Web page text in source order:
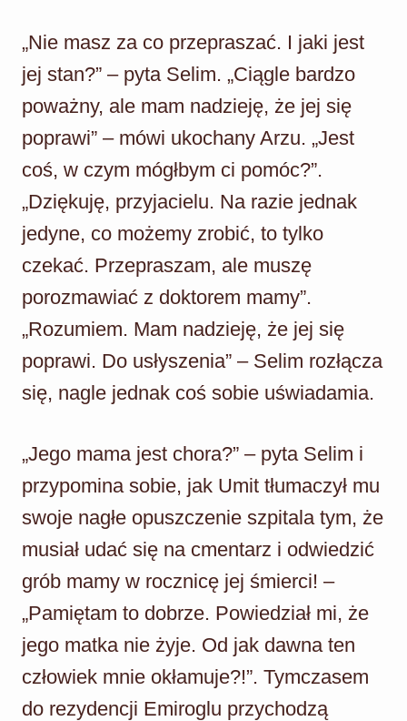
„Nie masz za co przepraszać. I jaki jest
jej stan?” – pyta Selim. „Ciągle bardzo
poważny, ale mam nadzieję, że jej się
poprawi” – mówi ukochany Arzu. „Jest
coś, w czym mógłbym ci pomóc?”.
„Dziękuję, przyjacielu. Na razie jednak
jedyne, co możemy zrobić, to tylko
czekać. Przepraszam, ale muszę
porozmawiać z doktorem mamy”.
„Rozumiem. Mam nadzieję, że jej się
poprawi. Do usłyszenia” – Selim rozłącza
się, nagle jednak coś sobie uświadamia.
„Jego mama jest chora?” – pyta Selim i
przypomina sobie, jak Umit tłumaczył mu
swoje nagłe opuszczenie szpitala tym, że
musiał udać się na cmentarz i odwiedzić
grób mamy w rocznicę jej śmierci! –
„Pamiętam to dobrze. Powiedział mi, że
jego matka nie żyje. Od jak dawna ten
człowiek mnie okłamuje?!”. Tymczasem
do rezydencji Emiroglu przychodzą